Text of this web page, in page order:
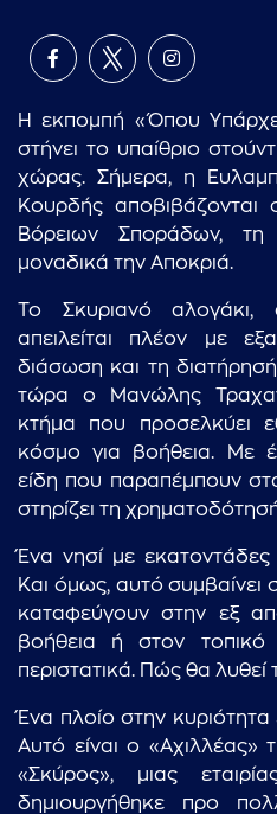
Η εκπομπή «Όπου
στήνει το υπαίθριο
χώρας. Σήμερα, η
Κουρδής αποβιβάζονται
Βόρειων Σποράδων, τη
μοναδικά την Αποκριά.
Το Σκυριανό αλογάκι,
απειλείται πλέον με
διάσωση και τη
τώρα ο Μανώλης
κτήμα που προσελκύει
κόσμο για βοήθεια. Με
είδη που παραπέμπουν
στηρίζει τη
Ένα νησί με εκατοντάδες
Και όμως, αυτό συμβαίνει
καταφεύγουν στην εξ
βοήθεια ή στον
περιστατικά. Πώς θα λυθεί
Ένα πλοίο στην
Αυτό είναι ο «Αχιλλέας»
«Σκύρος», μιας
δημιουργήθηκε προ